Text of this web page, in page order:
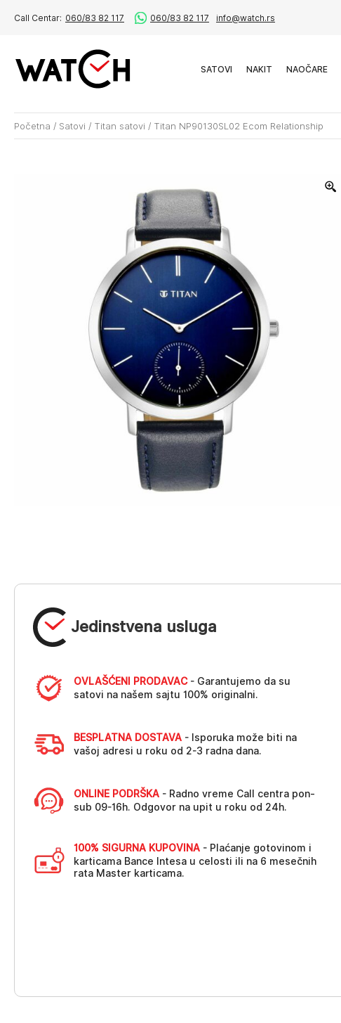
Call Centar: 060/83 82 117 060/83 82 117 info@watch.rs
SATOVI NAKIT NAOČARE
Početna / Satovi / Titan satovi / Titan NP90130SL02 Ecom Relationship
Jedinstvena usluga
OVLAŠĆENI PRODAVAC- Garantujemo da su
satovi na našem sajtu 100% originalni.
BESPLATNA DOSTAVA - Isporuka može biti na
vašoj adresi u roku od 2-3 radna dana.
ONLINE PODRŠKA - Radno vreme Call centra pon-
sub 09-16h. Odgovor na upit u roku od 24h.
100% SIGURNA KUPOVINA - Plaćanje gotovinom i
karticama Bance Intesa u celosti ili na 6 mesečnih
rata Master karticama.